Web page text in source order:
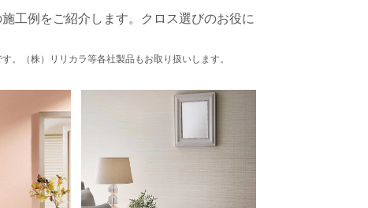
工例をご紹介します。クロス選びのお役に
（株）リリカラ等各社製品もお取り扱いします。